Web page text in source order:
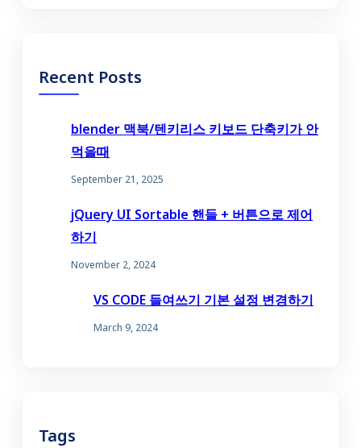
Recent Posts
blender 맥북/텐키리스 키보드 단축키가 안
먹을때
September 21, 2025
jQuery UI Sortable 핸들 + 버튼으로 제어
하기
November 2, 2024
VS CODE 들여쓰기 기본 설정 변경하기
March 9, 2024
Tags